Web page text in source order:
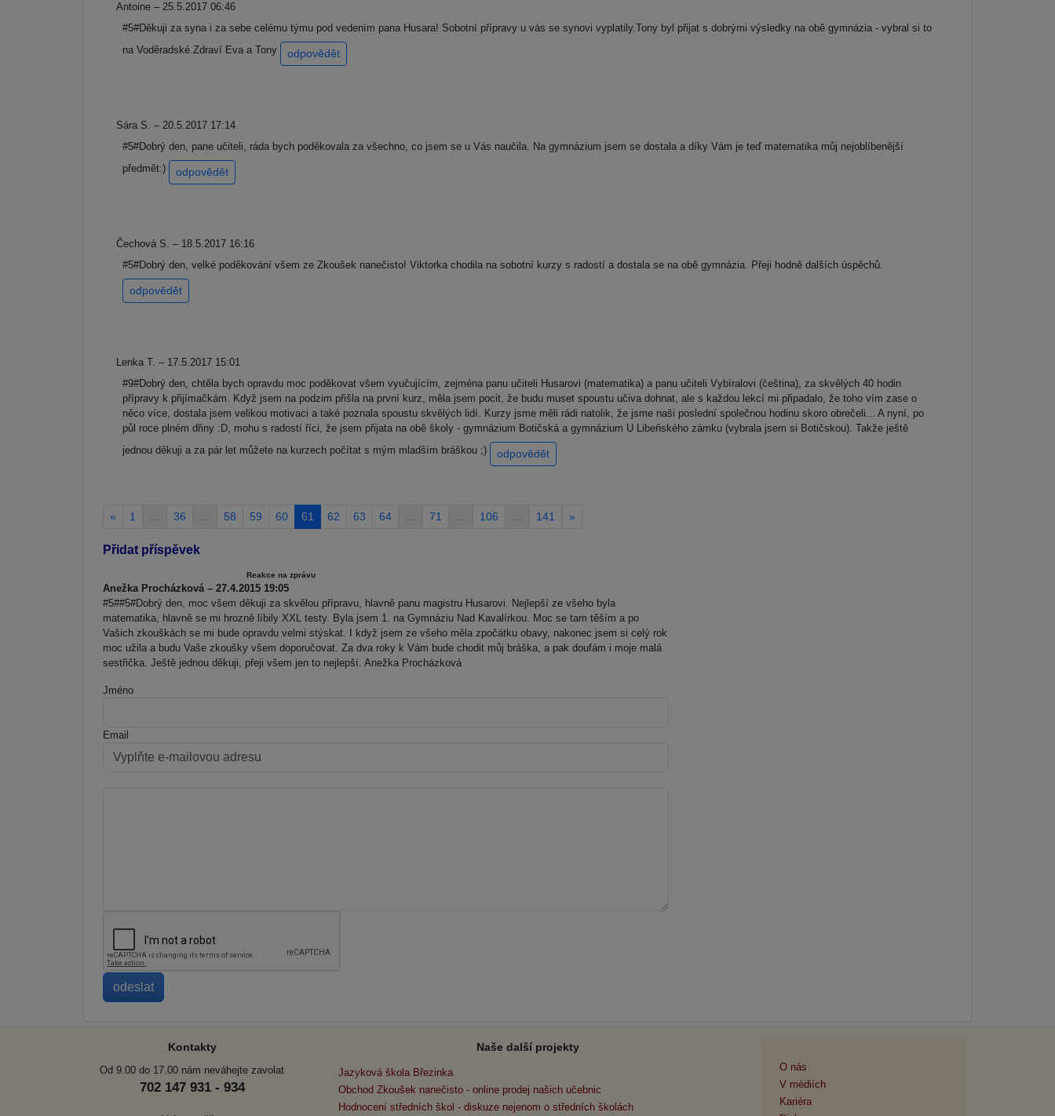
Antoine – 25.5.2017 06:46
#5#Děkuji za syna i za sebe celému týmu pod vedením pana Husara! Sobotní přípravy u vás se synovi vyplatily.Tony byl přijat s dobrými výsledky na obě gymnázia - vybral si to
na Voděradské.Zdraví Eva a Tony
odpovědět
Sára S. – 20.5.2017 17:14
#5#Dobrý den, pane učiteli, ráda bych poděkovala za všechno, co jsem se u Vás naučila. Na gymnázium jsem se dostala a díky Vám je teď matematika můj nejoblíbenější
předmět:)
odpovědět
Čechová S. – 18.5.2017 16:16
#5#Dobrý den, velké poděkování všem ze Zkoušek nanečisto! Viktorka chodila na sobotní kurzy s radostí a dostala se na obě gymnázia. Přeji hodně dalších úspěchů.
odpovědět
Lenka T. – 17.5.2017 15:01
#9#Dobrý den, chtěla bych opravdu moc poděkovat všem vyučujícím, zejména panu učiteli Husarovi (matematika) a panu učiteli Vybíralovi (čeština), za skvělých 40 hodin
přípravy k přijímačkám. Když jsem na podzim přišla na první kurz, měla jsem pocit, že budu muset spoustu učiva dohnat, ale s každou lekcí mi připadalo, že toho vím zase o
něco více, dostala jsem velikou motivaci a také poznala spoustu skvělých lidí. Kurzy jsme měli rádi natolik, že jsme naši poslední společnou hodinu skoro obrečeli... A nyní, po
půl roce plném dřiny :D, mohu s radostí říci, že jsem přijata na obě školy - gymnázium Botičská a gymnázium U Libeňského zámku (vybrala jsem si Botičskou). Takže ještě
jednou děkuji a za pár let můžete na kurzech počítat s mým mladším bráškou ;)
odpovědět
« 1 36 58 59 60 61 62 63 64 71 106 141 »
Přidat příspěvek
Reakce na zprávu
Anežka Procházková – 27.4.2015 19:05
#5##5#Dobrý den, moc všem děkuji za skvělou přípravu, hlavně panu magistru Husarovi. Nejlepší ze všeho byla
matematika, hlavně se mi hrozně líbily XXL testy. Byla jsem 1. na Gymnáziu Nad Kavalírkou. Moc se tam těším a po
Vašich zkouškách se mi bude opravdu velmi stýskat. I když jsem ze všeho měla zpočátku obavy, nakonec jsem si celý rok
moc užila a budu Vaše zkoušky všem doporučovat. Za dva roky k Vám bude chodit můj bráška, a pak doufám i moje malá
sestřička. Ještě jednou děkuji, přeji všem jen to nejlepší. Anežka Procházková
Jméno
Email
Kontakty
Od 9.00 do 17.00 nám neváhejte zavolat
702 147 931 - 934
Naše další projekty
Jazyková škola Březinka
Obchod Zkoušek nanečisto - online prodej našich učebnic
Hodnocení středních škol - diskuze nejenom o středních školách
O nás
V médiích
Kariéra